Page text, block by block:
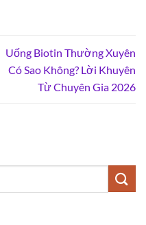
Uống Biotin Thường Xuyên
Có Sao Không? Lời Khuyên
Từ Chuyên Gia 2026